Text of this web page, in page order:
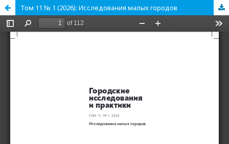
Том 11 № 1 (2026): Исследования малых городов